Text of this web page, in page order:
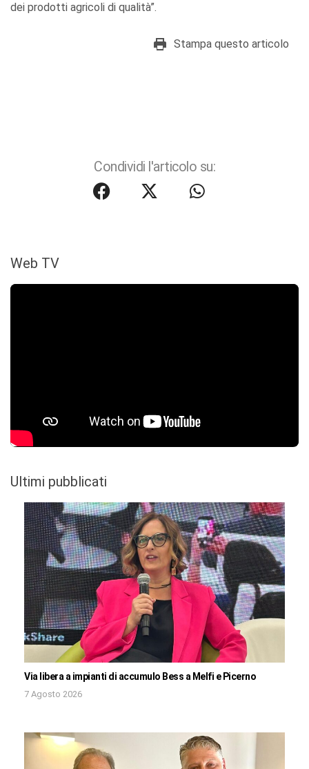
dei prodotti agricoli di qualità”.
Stampa questo articolo
Condividi l'articolo su:
Web TV
Ultimi pubblicati
Via libera a impianti di accumulo Bess a Melfi e Picerno
7 Agosto 2026